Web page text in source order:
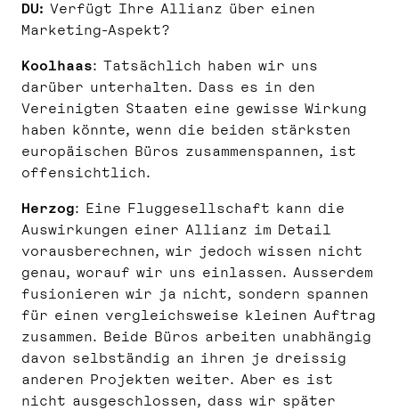
DU: Verfügt Ihre Allianz über einen
Marketing-Aspekt?
Koolhaas: Tatsächlich haben wir uns
darüber unterhalten. Dass es in den
Vereinigten Staaten eine gewisse Wirkung
haben könnte, wenn die beiden stärksten
europäischen Büros zusammenspannen, ist
offensichtlich.
Herzog: Eine Fluggesellschaft kann die
Auswirkungen einer Allianz im Detail
vorausberechnen, wir jedoch wissen nicht
genau, worauf wir uns einlassen. Ausserdem
fusionieren wir ja nicht, sondern spannen
für einen vergleichsweise kleinen Auftrag
zusammen. Beide Büros arbeiten unabhängig
davon selbständig an ihren je dreissig
anderen Projekten weiter. Aber es ist
nicht ausgeschlossen, dass wir später